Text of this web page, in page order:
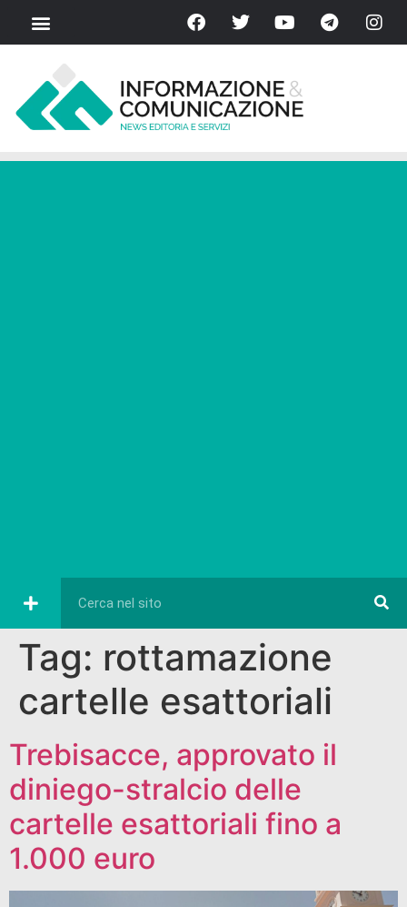
Tag: rottamazione
cartelle esattoriali
Trebisacce, approvato il
diniego-stralcio delle
cartelle esattoriali fino a
1.000 euro